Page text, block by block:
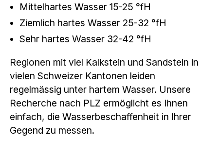
Mittelhartes Wasser 15-25 °fH
Ziemlich hartes Wasser 25-32 °fH
Sehr hartes Wasser 32-42 °fH
Regionen mit viel Kalkstein und Sandstein in
vielen Schweizer Kantonen leiden
regelmässig unter hartem Wasser. Unsere
Recherche nach PLZ ermöglicht es Ihnen
einfach, die Wasserbeschaffenheit in Ihrer
Gegend zu messen.